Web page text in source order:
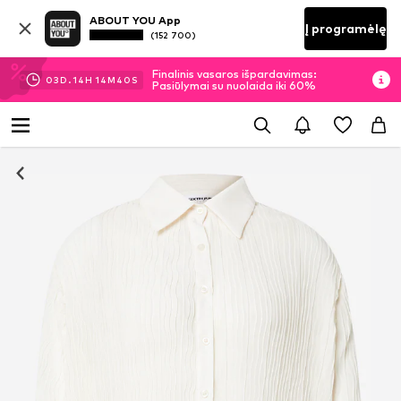
ABOUT YOU App
(152 700) Į programėlę
03D.14H 14M 40 S
Finalinis vasaros išpardavimas:
Pasiūlymai su nuolaida iki 60%